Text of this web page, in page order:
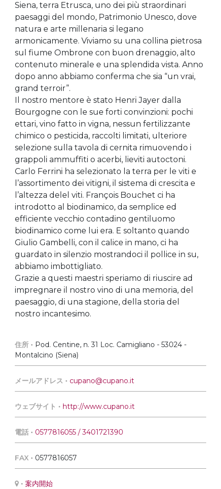
Siena, terra Etrusca, uno dei più straordinari
paesaggi del mondo, Patrimonio Unesco, dove
natura e arte millenaria si legano
armonicamente. Viviamo su una collina pietrosa
sul fiume Ombrone con buon drenaggio, alto
contenuto minerale e una splendida vista. Anno
dopo anno abbiamo conferma che sia “un vrai,
grand terroir”.
Il nostro mentore è stato Henri Jayer dalla
Bourgogne con le sue forti convinzioni: pochi
ettari, vino fatto in vigna, nessun fertilizzante
chimico o pesticida, raccolti limitati, ulteriore
selezione sulla tavola di cernita rimuovendo i
grappoli ammuffiti o acerbi, lieviti autoctoni.
Carlo Ferrini ha selezionato la terra per le viti e
l’assortimento dei vitigni, il sistema di crescita e
l’altezza delel viti. François Bouchet ci ha
introdotto al biodinamico, da semplice ed
efficiente vecchio contadino gentiluomo
biodinamico come lui era. E soltanto quando
Giulio Gambelli, con il calice in mano, ci ha
guardato in silenzio mostrandoci il pollice in su,
abbiamo imbottigliato.
Grazie a questi maestri speriamo di riuscire ad
impregnare il nostro vino di una memoria, del
paesaggio, di una stagione, della storia del
nostro incantesimo.
住所 • Pod. Centine, n. 31 Loc. Camigliano - 53024 -
Montalcino (Siena)
メールアドレス • cupano@cupano.it
ウェブサイト • http://www.cupano.it
電話 • 0577816055 / 3401721390
FAX • 0577816057
• 案内開始